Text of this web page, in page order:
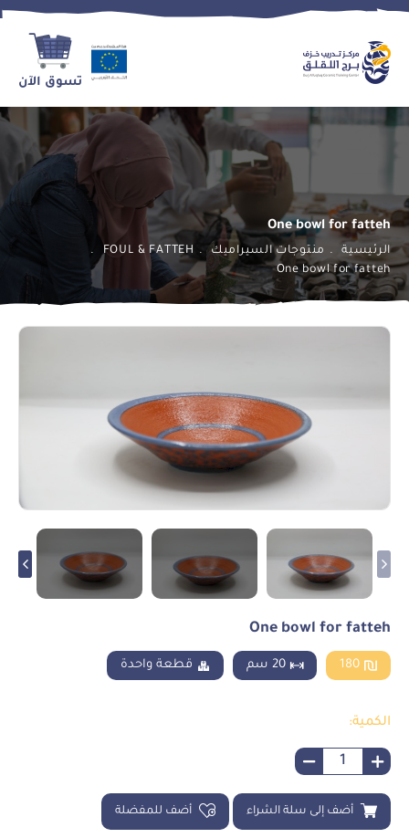
تسوق الآن
One bowl for fatteh
الرئيسية منتوجات السيراميك
FOUL & FATTEH
One bowl for fatteh
One bowl for fatteh
180 20 سم قطعة واحدة
الكمية: